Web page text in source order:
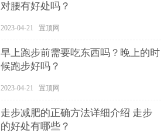
对腰有好处吗？
2023-04-21 置顶网
早上跑步前需要吃东西吗？晚上的时
候跑步好吗？
2023-04-21 置顶网
走步减肥的正确方法详细介绍 走步
的好处有哪些？